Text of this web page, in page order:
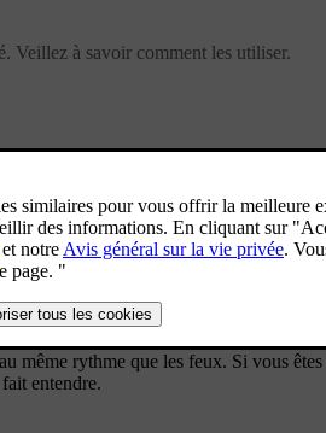
Veillez à savoir comment les utiliser.
des feux de détresse sur la
même rythme que les feux. Si vous
entendre.